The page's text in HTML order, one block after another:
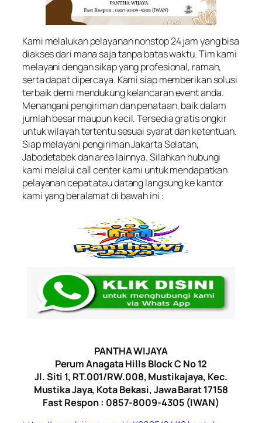
Kami melalukan pelayanan nonstop 24 jam yang bisa
diakses dari mana saja tanpa batas waktu. Tim kami
melayani dengan sikap yang profesional, ramah,
serta dapat dipercaya. Kami siap memberikan solusi
terbaik demi mendukung kelancaran event anda.
Menangani pengiriman dan penataan, baik dalam
jumlah besar maupun kecil. Tersedia gratis ongkir
untuk wilayah tertentu sesuai syarat dan ketentuan.
Siap melayani pengiriman Jakarta Selatan,
Jabodetabek dan area lainnya. Silahkan hubungi
kami melalui call center kami untuk mendapatkan
pelayanan cepat atau datang langsung ke kantor
kami yang beralamat di bawah ini :
PANTHA WIJAYA
Perum Anagata Hills Block C No 12
Jl. Siti 1, RT.001/RW.008, Mustikajaya, Kec.
Mustika Jaya, Kota Bekasi, Jawa Barat 17158
Fast Respon : 0857-8009-4305 (IWAN)